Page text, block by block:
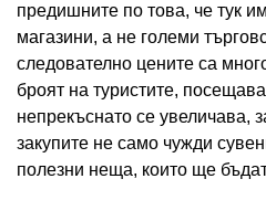
предишните по това, че тук
магазини, а не големи
следователно цените са
броят на туристите,
непрекъснато се увеличава,
закупите не само чужди
полезни неща, които ще